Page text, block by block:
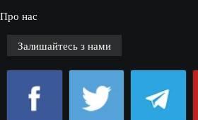
Про нас
Залишайтесь з нами